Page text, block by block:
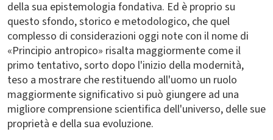
della sua epistemologia fondativa. Ed è proprio su
questo sfondo, storico e metodologico, che quel
complesso di considerazioni oggi note con il nome di
«Principio antropico» risalta maggiormente come il
primo tentativo, sorto dopo l'inizio della modernità,
teso a mostrare che restituendo all'uomo un ruolo
maggiormente significativo si può giungere ad una
migliore comprensione scientifica dell'universo, delle sue
proprietà e della sua evoluzione.